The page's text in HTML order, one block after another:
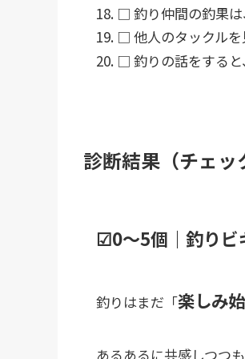
□ 釣り仲間の釣果
□ 他人のタックルを
□ 釣りの話をする
診断結果（チェッ
☑0〜5個｜釣りビ
釣りはまだ「楽しみ
あるあるに共感しつつ